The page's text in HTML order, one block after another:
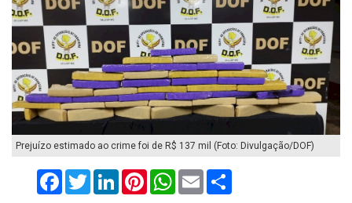
Prejuízo estimado ao crime foi de R$ 137 mil (Foto: Divulgação/DOF)
FacebookTwitterLinkedInPinterestWhatsApp
Email